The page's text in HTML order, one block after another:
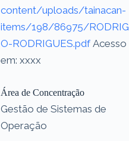
content/uploads/tainacan-
items/198/86975/RODRIG
O-RODRIGUES.pdfAcesso
em: xxxx
Área de Concentração
Gestão de Sistemas de
Operação